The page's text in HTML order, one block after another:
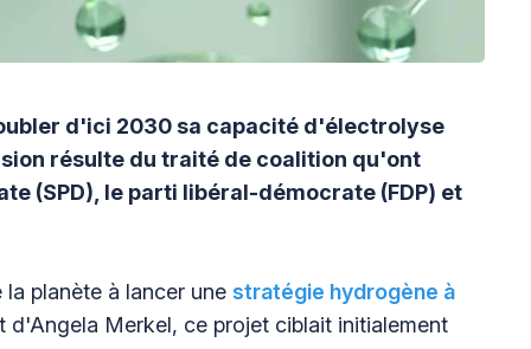
d'ici 2030 sa capacité d'électrolyse
résulte du traité de coalition qu'ont
(SPD), le parti libéral-démocrate (FDP) et
planète à lancer une stratégie hydrogène à
d'Angela Merkel, ce projet ciblait initialement